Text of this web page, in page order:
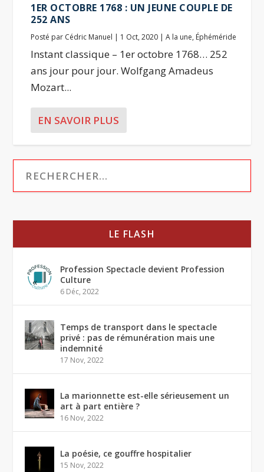
1ER OCTOBRE 1768 : UN JEUNE COUPLE DE
252 ANS
Posté par Cédric Manuel | 1 Oct, 2020 |A la une, Éphéméride
Instant classique – 1er octobre 1768… 252
ans jour pour jour. Wolfgang Amadeus
Mozart...
EN SAVOIR PLUS
LE FLASH
Profession Spectacle devient Profession
Culture
6 Déc, 2022
Temps de transport dans le spectacle
privé : pas de rémunération mais une
indemnité
17 Nov, 2022
La marionnette est-elle sérieusement un
art à part entière ?
16 Nov, 2022
La poésie, ce gouffre hospitalier
15 Nov, 2022